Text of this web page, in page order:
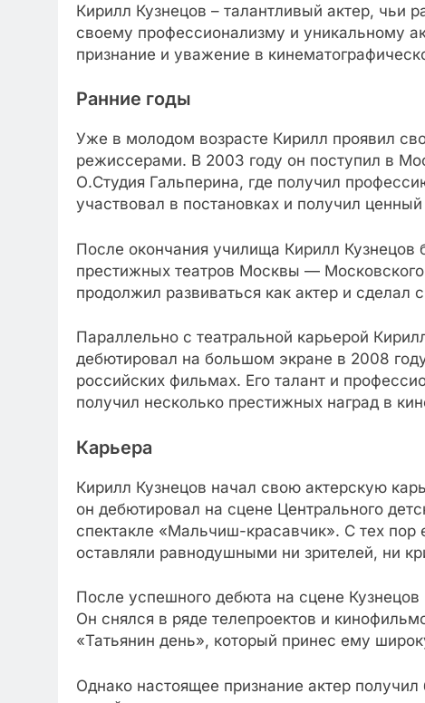
Кирилл Кузнецов – талантливый актер, чьи
своему профессионализму и уникальному
признание и уважение в
Ранние годы
Уже в молодом возрасте Кирилл проявил
режиссерами. В 2003 году он поступил в
О.Студия Гальперина, где получил
участвовал в постановках и получил
После окончания училища Кирилл Кузнецов
престижных театров Москвы —
продолжил развиваться как актер и сделал
Параллельно с театральной карьерой
дебютировал на большом экране в 2008
российских фильмах. Его талант и
получил несколько престижных наград в
Карьера
Кирилл Кузнецов начал свою актерскую
он дебютировал на сцене Центрального
спектакле «Мальчиш-красавчик». С тех пор
оставляли равнодушными ни зрителей, ни
После успешного дебюта на сцене
Он снялся в ряде телепроектов и
«Татьянин день», который принес ему
Однако настоящее признание актер